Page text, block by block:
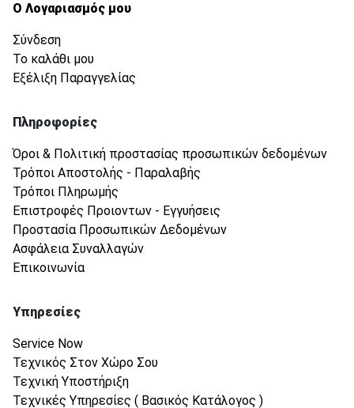
Ο Λογαριασμός μου
Σύνδεση
Το καλάθι μου
Εξέλιξη Παραγγελίας
Πληροφορίες
Όροι & Πολιτική προστασίας προσωπικών δεδομένων
Τρόποι Αποστολής - Παραλαβής
Τρόποι Πληρωμής
Επιστροφές Προιοντων - Εγγυήσεις
Προστασία Προσωπικών Δεδομένων
Ασφάλεια Συναλλαγών
Επικοινωνία
Υπηρεσίες
Service Now
Τεχνικός Στον Χώρο Σου
Τεχνική Υποστήριξη
Τεχνικές Υπηρεσίες ( Βασικός Κατάλογος )